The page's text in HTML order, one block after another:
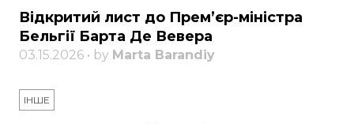
Відкритий лист до Прем’єр-міністра
Бельгії Барта Де Вевера
03.15.2026 • by Marta Barandiy
ІНШЕ